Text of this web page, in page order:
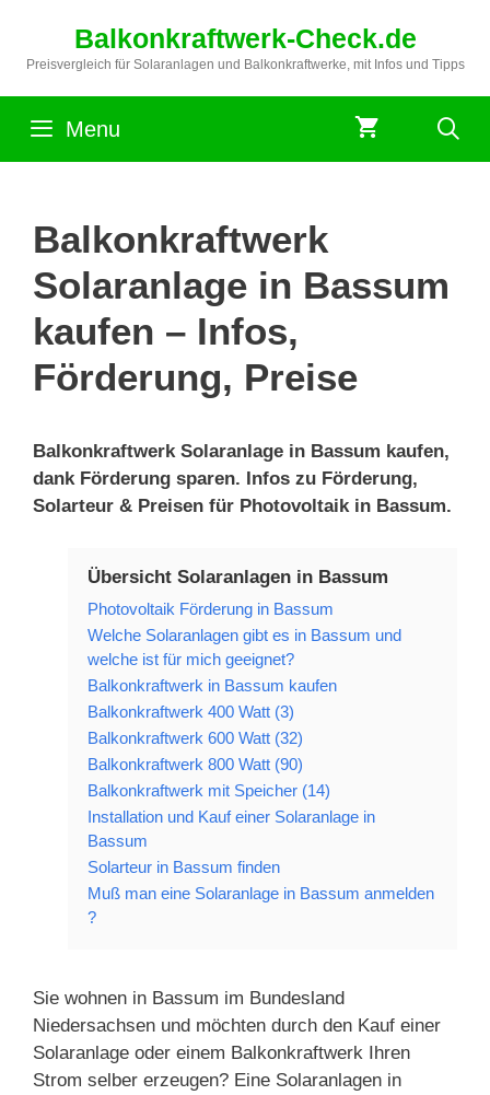
springen
Balkonkraftwerk-Check.de
Preisvergleich für Solaranlagen und Balkonkraftwerke, mit Infos und Tipps
Menu
Balkonkraftwerk
Solaranlage in Bassum
kaufen – Infos,
Förderung, Preise
Balkonkraftwerk Solaranlage in Bassum kaufen,
dank Förderung sparen. Infos zu Förderung,
Solarteur & Preisen für Photovoltaik in Bassum.
Übersicht Solaranlagen in Bassum
Photovoltaik Förderung in Bassum
Welche Solaranlagen gibt es in Bassum und
welche ist für mich geeignet?
Balkonkraftwerk in Bassum kaufen
Balkonkraftwerk 400 Watt (3)
Balkonkraftwerk 600 Watt (32)
Balkonkraftwerk 800 Watt (90)
Balkonkraftwerk mit Speicher (14)
Installation und Kauf einer Solaranlage in
Bassum
Solarteur in Bassum finden
Muß man eine Solaranlage in Bassum anmelden
?
Sie wohnen in Bassum im Bundesland
Niedersachsen und möchten durch den Kauf einer
Solaranlage oder einem Balkonkraftwerk Ihren
Strom selber erzeugen? Eine Solaranlagen in